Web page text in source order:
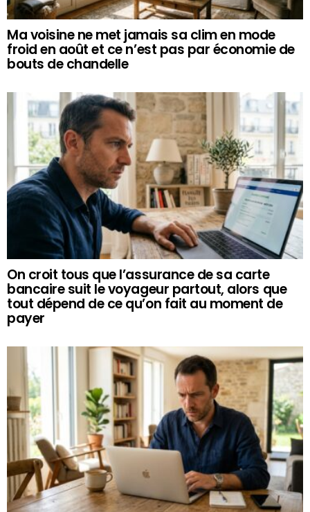
Ma voisine ne met jamais sa clim en mode
froid en août et ce n’est pas par économie de
bouts de chandelle
On croit tous que l’assurance de sa carte
bancaire suit le voyageur partout, alors que
tout dépend de ce qu’on fait au moment de
payer